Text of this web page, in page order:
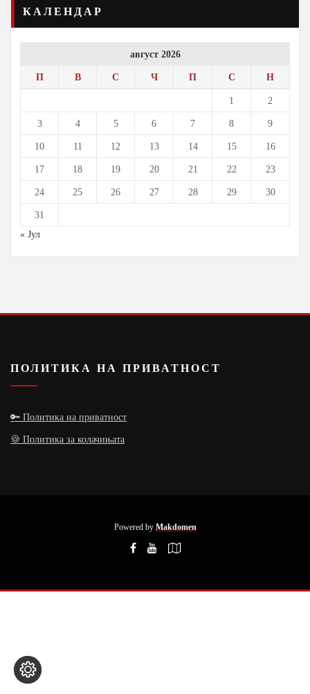
КАЛЕНДАР
август 2026
П В С Ч П С Н
1 2
3 4 5 6 7 8 9
10 11 12 13 14 15 16
17 18 19 20 21 22 23
24 25 26 27 28 29 30
31
« Јул
ПОЛИТИКА НА ПРИВАТНОСТ
🔑 Политика на приватност
🍪 Политика за колачињата
Powered by Makdomen